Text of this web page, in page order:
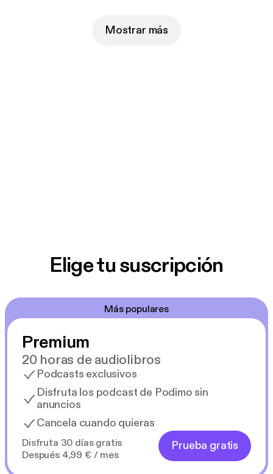
Mostrar más
Elige tu suscripción
Más populares
Premium
20 horas de audiolibros
Podcasts exclusivos
Disfruta los podcast de Podimo sin
anuncios
Cancela cuando quieras
Disfruta 30 días gratis
Después 4,99 € / mes
Prueba gratis